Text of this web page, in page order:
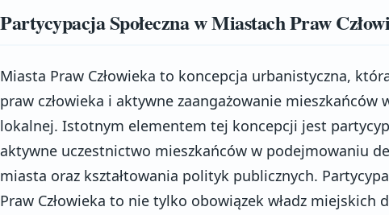
Partycypacja Społeczna w Miastach Praw
Miasta Praw Człowieka to koncepcja urbanistyczna,
praw człowieka i aktywne zaangażowanie mieszkańców
lokalnej. Istotnym elementem tej koncepcji jest
aktywne uczestnictwo mieszkańców w podejmowaniu
miasta oraz kształtowania polityk publicznych.
Praw Człowieka to nie tylko obowiązek władz miejskich